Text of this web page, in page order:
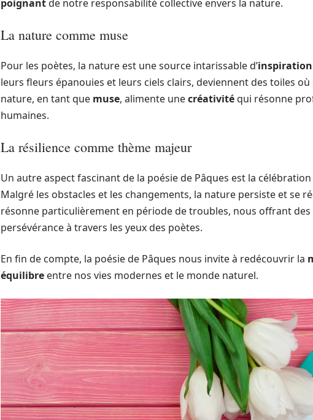
poignantde notre responsabilité collective envers la nature.
La nature comme muse
Pour les poètes, la nature est une source intarissable d’inspiration
leurs fleurs épanouies et leurs ciels clairs, deviennent des toiles
nature, en tant que muse, alimente unecréativitéqui résonne
humaines.
La résilience comme thème majeur
Un autre aspect fascinant de la poésie de Pâques est la célébration
Malgré les obstacles et les changements, la nature persiste et se
résonne particulièrement en période de troubles, nous offrant des
persévérance à travers les yeux des poètes.
En fin de compte, la poésie de Pâques nous invite à redécouvrir la
équilibre entre nos vies modernes et le monde naturel.